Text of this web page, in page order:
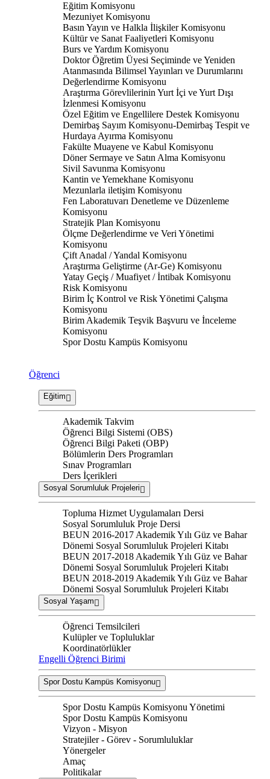
Eğitim Komisyonu
Mezuniyet Komisyonu
Basın Yayın ve Halkla İlişkiler Komisyonu
Kültür ve Sanat Faaliyetleri Komisyonu
Burs ve Yardım Komisyonu
Doktor Öğretim Üyesi Seçiminde ve Yeniden
Atanmasında Bilimsel Yayınları ve Durumlarını
Değerlendirme Komisyonu
Araştırma Görevlilerinin Yurt İçi ve Yurt Dışı
İzlenmesi Komisyonu
Özel Eğitim ve Engellilere Destek Komisyonu
Demirbaş Sayım Komisyonu-Demirbaş Tespit ve
Hurdaya Ayırma Komisyonu
Fakülte Muayene ve Kabul Komisyonu
Döner Sermaye ve Satın Alma Komisyonu
Sivil Savunma Komisyonu
Kantin ve Yemekhane Komisyonu
Mezunlarla iletişim Komisyonu
Fen Laboratuvarı Denetleme ve Düzenleme
Komisyonu
Stratejik Plan Komisyonu
Ölçme Değerlendirme ve Veri Yönetimi
Komisyonu
Çift Anadal / Yandal Komisyonu
Araştırma Geliştirme (Ar-Ge) Komisyonu
Yatay Geçiş / Muafiyet / İntibak Komisyonu
Risk Komisyonu
Birim İç Kontrol ve Risk Yönetimi Çalışma
Komisyonu
Birim Akademik Teşvik Başvuru ve İnceleme
Komisyonu
Spor Dostu Kampüs Komisyonu
Öğrenci
Eğitim
Akademik Takvim
Öğrenci Bilgi Sistemi (OBS)
Öğrenci Bilgi Paketi (OBP)
Bölümlerin Ders Programları
Sınav Programları
Ders İçerikleri
Sosyal Sorumluluk Projeleri
Topluma Hizmet Uygulamaları Dersi
Sosyal Sorumluluk Proje Dersi
BEUN 2016-2017 Akademik Yılı Güz ve Bahar
Dönemi Sosyal Sorumluluk Projeleri Kitabı
BEUN 2017-2018 Akademik Yılı Güz ve Bahar
Dönemi Sosyal Sorumluluk Projeleri Kitabı
BEUN 2018-2019 Akademik Yılı Güz ve Bahar
Dönemi Sosyal Sorumluluk Projeleri Kitabı
Sosyal Yaşam
Öğrenci Temsilcileri
Kulüpler ve Topluluklar
Koordinatörlükler
Engelli Öğrenci Birimi
Spor Dostu Kampüs Komisyonu
Spor Dostu Kampüs Komisyonu Yönetimi
Spor Dostu Kampüs Komisyonu
Vizyon - Misyon
Stratejiler - Görev - Sorumluluklar
Yönergeler
Amaç
Politikalar